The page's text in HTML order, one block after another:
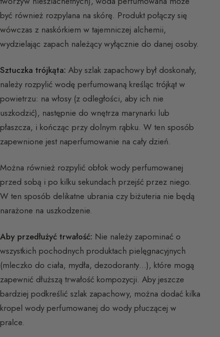
być również rozpylana na skórę. Produkt połączy się
wówczas z naskórkiem w tajemniczej alchemii,
wydzielając zapach należący wyłącznie do danej osoby.
Sztuczka trójkąta: Aby szlak zapachowy był doskonały,
należy rozpylić wodę perfumowaną kreśląc trójkąt w
powietrzu: na włosy (z odległości, aby ich nie
uszkodzić), następnie do wnętrza marynarki lub
płaszcza, i kończąc przy dolnym rąbku. W ten sposób
zapewnione jest naperfumowanie na cały dzień.
Można również rozpylić obłok wody perfumowanej
przed sobą i po kilku sekundach przejść przez niego.
W ten sposób delikatne ubrania czy biżuteria nie będą
narażone na uszkodzenie.
Aby przedłużyć trwałość: Nie należy zapominać o
wszystkich pochodnych produktach pielęgnacyjnych
(mleczko do ciała, mydła, dezodoranty…), które mogą
zapewnić dłuższą trwałość kompozycji. Aby jeszcze
bardziej podkreślić szlak zapachowy, można dodać kilka
kropel wody perfumowanej do wody płuczącej w
pralce.